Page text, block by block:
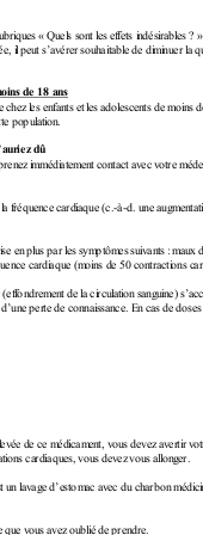
briques« Quels sontleseffets indésirables ? »
, il peuts’avérer souhaitablede diminuer la q
oins de 18 ans
chezles enfants et les adolescents de moins d
e population.
uriez dû
renez immédiatement contact avec votre méde
la fréquence cardiaque (c.-à-d . une augmentati
ise en plus par les symptômes suivants : maux
uence cardiaque (moins de 50 contractions car
(effondrementde la circulation sanguine) s’ac
d’une perte de connaissance. En cas de dose
levée de ce médicament , vous devez avertirvot
ions cardiaques, vous devez vousallonger.
t un lavage d’estomac avec du charbon médici
que vous avez oubliéde prendre